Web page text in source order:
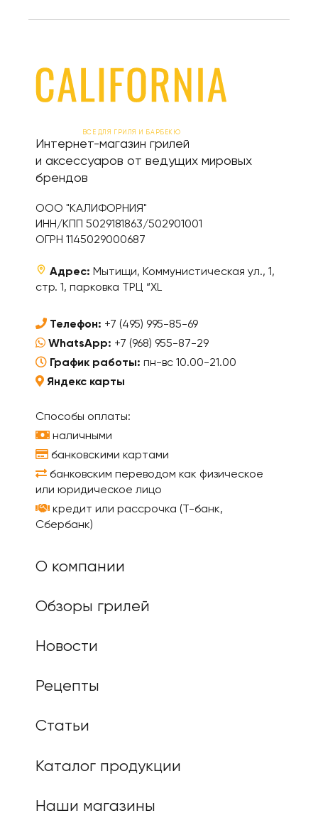
ВСЕ ДЛЯ ГРИЛЯ И БАРБЕКЮ
Интернет-магазин грилей
и аксессуаров от ведущих мировых
брендов
ООО "КАЛИФОРНИЯ"
ИНН/КПП 5029181863/502901001
ОГРН 1145029000687
Адрес: Мытищи, Коммунистическая ул., 1,
стр. 1, парковка ТРЦ “XL
Телефон: +7 (495) 995-85-69
WhatsApp: +7 (968) 955-87-29
График работы: пн-вс 10.00-21.00
Яндекс карты
Способы оплаты:
наличными
банковскими картами
банковским переводом как физическое
или юридическое лицо
кредит или рассрочка (Т-банк,
Сбербанк)
О компании
Обзоры грилей
Новости
Рецепты
Статьи
Каталог продукции
Наши магазины